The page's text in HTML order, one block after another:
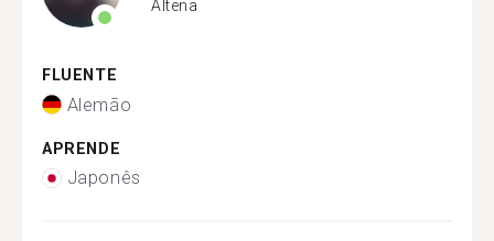
Altena
FLUENTE
Alemão
APRENDE
Japonês